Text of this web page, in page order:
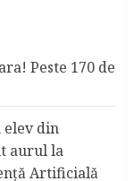
Peste 170 de
din
aurul la
Artificială